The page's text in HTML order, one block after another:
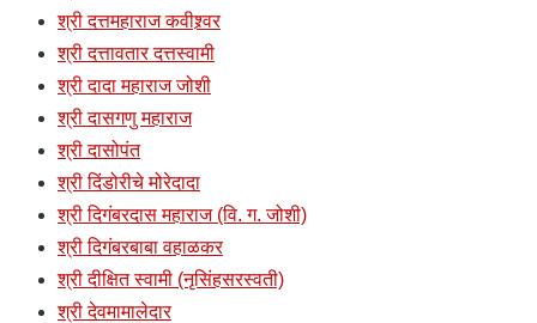
श्री दत्तमहाराज कवीश्र्वर
श्री दत्तावतार दत्तस्वामी
श्री दादा महाराज जोशी
श्री दासगणु महाराज
श्री दासोपंत
श्री दिंडोरीचे मोरेदादा
श्री दिगंबरदास महाराज (वि. ग. जोशी)
श्री दिगंबरबाबा वहाळकर
श्री दीक्षित स्वामी (नृसिंहसरस्वती)
श्री देवमामालेदार